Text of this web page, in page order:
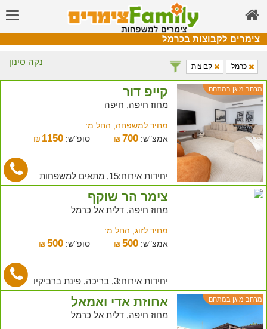
צימרים לקבוצות בכרמל
נקה סינון כרמל קבוצות
מרחב מוגן במתחם קייפ דור
מחוז חיפה, חיפה
מחיר למשפחה, החל מ:
אמצ"ש:
₪700 סופ"ש: ₪ 1150
יחידות אירוח:15, מתאים למשפחות
צימר הר שוקף
מחוז חיפה, דלית אל כרמל
מחיר לזוג, החל מ:
אמצ"ש:
₪500 סופ"ש: ₪ 500
יחידות אירוח:3, בריכה, פינת ברביקיו
מרחב מוגן במתחם אחוזת אדי ואמאל
מחוז חיפה, דלית אל כרמל